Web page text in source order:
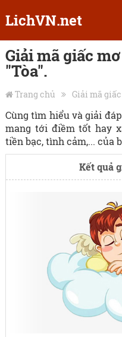
LichVN.net
Giải mã giấc
"Tòa".
Trang chủ Giải mã
Cùng tìm hiểu và giải
mang tới điềm tốt hay
tiền bạc, tình cảm,... của
Kết quả